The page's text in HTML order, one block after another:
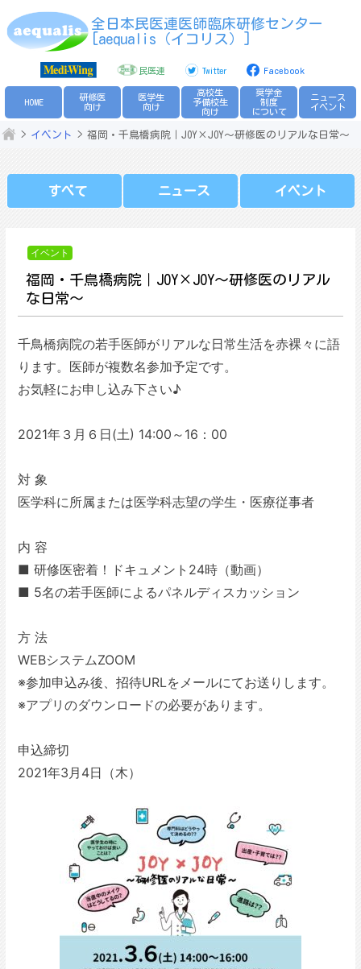
to
全日本民医連医師臨床研修センター
[aequalis（イコリス）]
民医連 Twitter Facebook
HOME
研修医
向け
医学生
向け
高校生
予備校生
向け
奨学金
制度
について
ニュース
イベント
イベント 福岡・千鳥橋病院｜JOY×JOY～研修医のリアルな日常～
すべて ニュース イベント
イベント
福岡・千鳥橋病院｜JOY×JOY～研修医のリアル
な日常～
千鳥橋病院の若手医師がリアルな日常生活を赤裸々に語
ります。医師が複数名参加予定です。
お気軽にお申し込み下さい♪
2021年３月６日(土) 14:00～16：00
対 象
医学科に所属または医学科志望の学生・医療従事者
内 容
■ 研修医密着！ドキュメント24時（動画）
■ 5名の若手医師によるパネルディスカッション
方 法
WEBシステムZOOM
※参加申込み後、招待URLをメールにてお送りします。
※アプリのダウンロードの必要があります。
申込締切
2021年3月4日（木）